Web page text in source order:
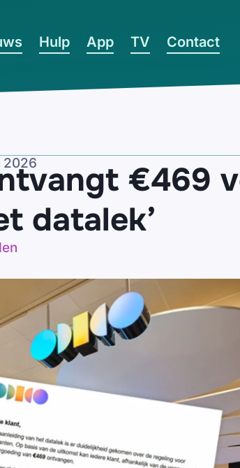
Hulp App TV Contact
2026
€469
datalek’